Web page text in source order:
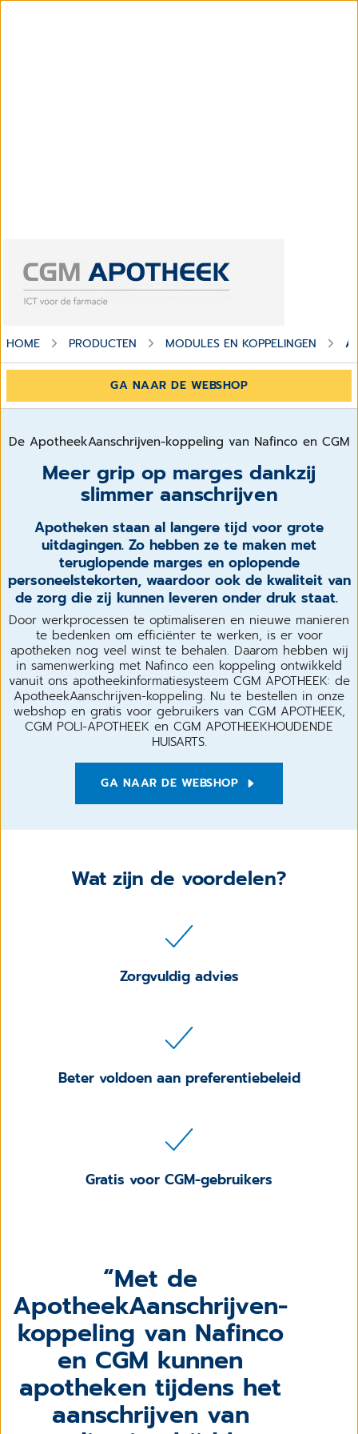
HOME PRODUCTEN MODULES EN KOPPELINGEN
GA NAAR DE WEBSHOP
De ApotheekAanschrijven-koppeling van Nafinco en CGM
Meer grip op marges dankzij
slimmer aanschrijven
Apotheken staan al langere tijd voor grote
uitdagingen. Zo hebben ze te maken met
teruglopende marges en oplopende
personeelstekorten, waardoor ook de kwaliteit van
de zorg die zij kunnen leveren onder druk staat.
Door werkprocessen te optimaliseren en nieuwe manieren
te bedenken om efficiënter te werken, is er voor
apotheken nog veel winst te behalen. Daarom hebben wij
in samenwerking met Nafinco een koppeling ontwikkeld
vanuit ons apotheekinformatiesysteem CGM APOTHEEK: de
ApotheekAanschrijven-koppeling. Nu te bestellen in onze
webshop en gratis voor gebruikers van CGM APOTHEEK,
CGM POLI-APOTHEEK en CGM APOTHEEKHOUDENDE
HUISARTS.
GA NAAR DE WEBSHOP
Wat zijn de voordelen?
Zorgvuldig advies
Beter voldoen aan preferentiebeleid
Gratis voor CGM-gebruikers
Met de
ApotheekAanschrijven-
koppeling van Nafinco
en CGM kunnen
apotheken tijdens het
aanschrijven van